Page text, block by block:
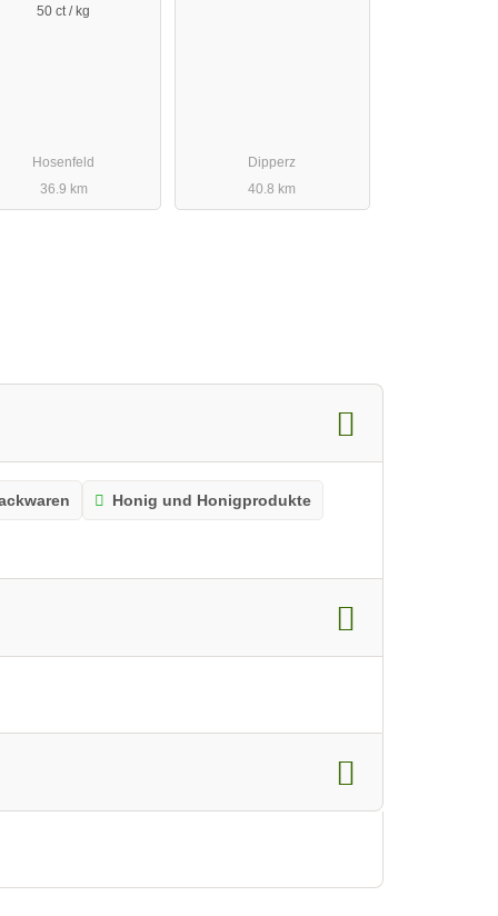
50 ct / kg
Hosenfeld
36.9 km
Dipperz
40.8 km
Honig und Honigprodukte